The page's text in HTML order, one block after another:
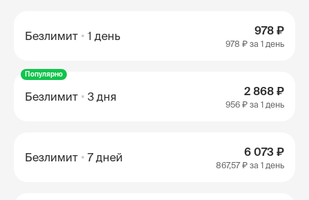
Безлимит 1 день 978 ₽
978 ₽ за 1 день
Популярно
Безлимит 3 дня 2 868 ₽
956 ₽ за 1 день
Безлимит 7 дней 6 073 ₽
867,57 ₽ за 1 день